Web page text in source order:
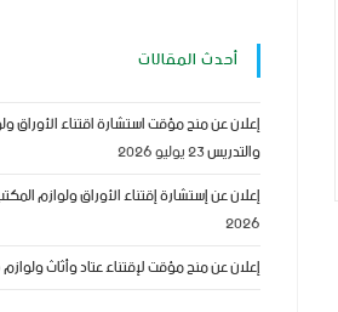
أحدث المقالات
إعلان عن منح مؤقت استشارة اقتناء الأوراق
والتدريس23 يوليو 2026
إعلان عن إستشارة إقتناء الأوراق ولوازم
2026
إعلان عن منح مؤقت لإقتناء عتاد وأثاث ولوازم